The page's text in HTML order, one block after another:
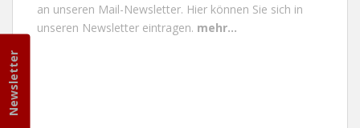
Newsletter
an unseren Mail-Newsletter. Hier können Sie sich in
unseren Newsletter eintragen. mehr...